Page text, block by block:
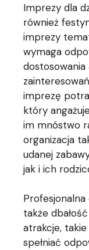
Imprezy dla
również
imprezy
wymaga
imprezę
który
im mnóstwo
organizacja
udanej
jak i ich
także
atrakcje,
spełniać